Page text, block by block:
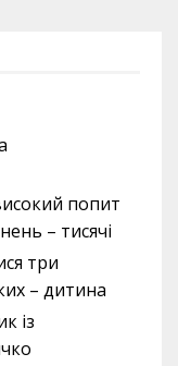
попит
– тисячі
три
– дитина
із